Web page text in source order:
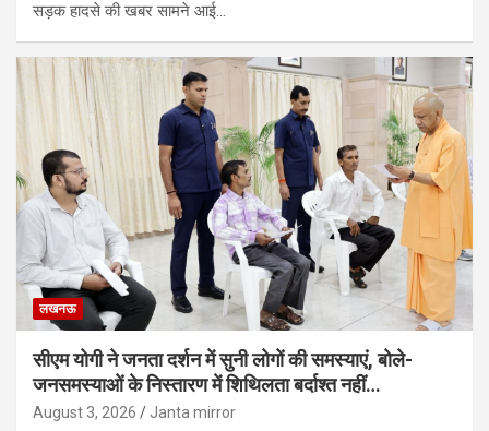
सड़क हादसे की खबर सामने आई…
लखनऊ
सीएम योगी ने जनता दर्शन में सुनी लोगों की समस्याएं, बोले-
जनसमस्याओं के निस्तारण में शिथिलता बर्दाश्त नहीं…
August 3, 2026 Janta mirror